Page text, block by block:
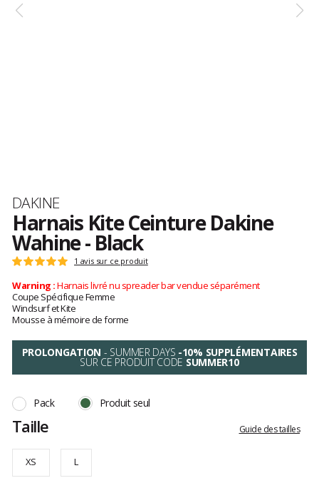
Marque
DAKINE
Harnais Kite Ceinture Dakine
Wahine - Black
Les
clients
Note
:
5
sur
5
1 avis sur ce produit
Warning :Harnais livré nu spreader bar vendue séparément
Coupe Spécifique Femme
Windsurf et Kite
Mousse à mémoire de forme
PROLONGATION - SUMMER DAYS -10% SUPPLÉMENTAIRES
SUR CE PRODUIT CODE SUMMER10
Pack Produit seul
Taille Guide des tailles
XS L